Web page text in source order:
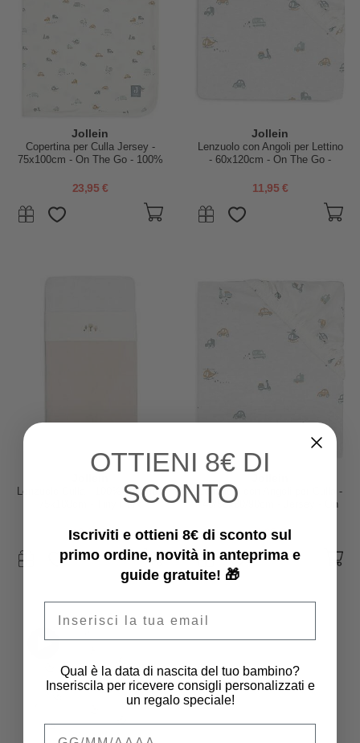
Jollein
Copertina per Culla Jersey -
75x100cm - On The Go - 100%
23,95 €
Jollein
Lenzuolo con Angoli per Lettino
- 60x120cm - On The Go -
11,95 €
Lenzuolo Culla - 100% Cotone -
75x100cm - Tiny Park
12,95 €
Lenzuolo con Angoli per Culla -
40/50x80/90cm - Jersey - On
9,95 €
OTTIENI 8€ DI
SCONTO
Iscriviti e ottieni 8€ di sconto sul
primo ordine, novità in anteprima e
guide gratuite! 🎁
Qual è la data di nascita del tuo bambino?
Inseriscila per ricevere consigli personalizzati e
un regalo speciale!